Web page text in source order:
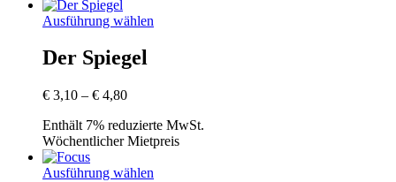
Ausführung wählen
Der Spiegel
€ 3,10 – € 4,80Preisspanne:
bis
€ 4,80
Enthält 7% reduzierte MwSt.
Wöchentlicher Mietpreis
Ausführung wählen